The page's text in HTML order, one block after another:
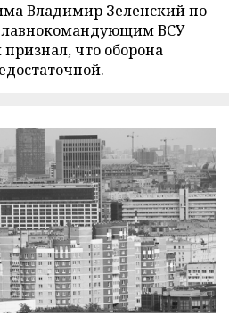
Владимир Зеленский по
ВСУ
что оборона